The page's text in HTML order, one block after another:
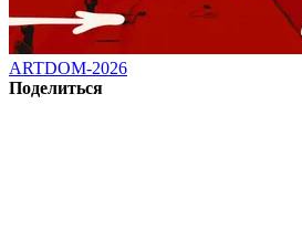
ARTDOM-2026
Поделиться